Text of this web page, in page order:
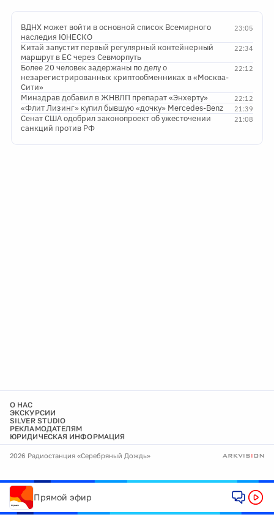
23:05
ВДНХ может войти в основной список Всемирного
наследия ЮНЕСКО
22:34
Китай запустит первый регулярный контейнерный
маршрут в ЕС через Севморпуть
22:12
Более 20 человек задержаны по делу о
незарегистрированных криптообменниках в «Москва-
Сити»
22:12
Минздрав добавил в ЖНВЛП препарат «Энхерту»
21:39
«Флит Лизинг» купил бывшую «дочку» Mercedes-Benz
21:08
Сенат США одобрил законопроект об ужесточении
санкций против РФ
О НАС
ЭКСКУРСИИ
SILVER STUDIO
РЕКЛАМОДАТЕЛЯМ
ЮРИДИЧЕСКАЯ ИНФОРМАЦИЯ
2026 Радиостанция «Серебряный Дождь»
Прямой эфир